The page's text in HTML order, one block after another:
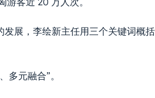
发展，李绘新主任用三个关键词概括
多元融合”。